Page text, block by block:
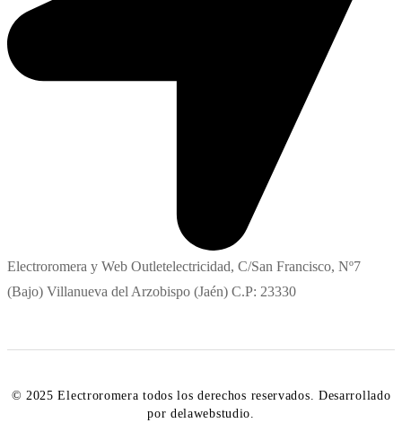
Electroromera y Web Outletelectricidad, C/San Francisco, Nº7
(Bajo) Villanueva del Arzobispo (Jaén) C.P: 23330
© 2025 Electroromera todos los derechos reservados. Desarrollado
por delawebstudio.